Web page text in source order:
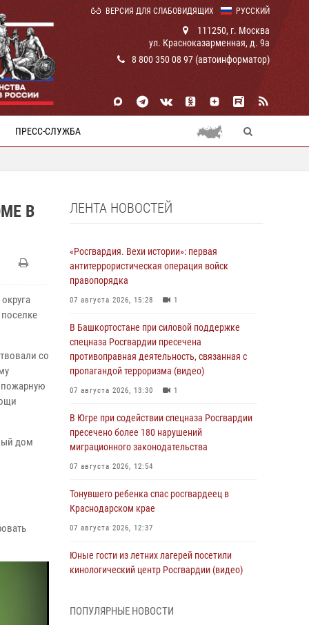
РУССКИЙ
ВЕРСИЯ ДЛЯ СЛАБОВИДЯЩИХ
111250, г. Москва
ул. Красноказарменная, д. 9а
8 800 350 08 97 (автоинформатор)
ПРЕСС-СЛУЖБА
В
со
дом
ЛЕНТА НОВОСТЕЙ
«Росгвардия. Вехи истории»: первая
антитеррористическая операция войск
правопорядка
07 августа 2026, 15:28 1
В Башкортостане при силовой поддержке
спецназа Росгвардии пресечена
противоправная деятельность, связанная с
пропагандой терроризма (видео)
07 августа 2026, 13:30 1
В Югре при содействии спецназа Росгвардии
пресечено более 180 нарушений
миграционного законодательства
07 августа 2026, 12:54
Тонувшего ребенка спас росгвардеец в
Краснодарском крае
07 августа 2026, 12:37
Юные гости из летних лагерей посетили
кинологический центр Росгвардии (видео)
Ветеран войск правопорядка генерал-майор
ПОПУЛЯРНЫЕ НОВОСТИ